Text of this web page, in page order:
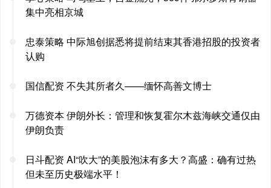
集中亮相京城
忠泰策略 中际旭创据悉将提前结束其香港招股的投资者
认购
国信配资 不失其所者久——缅怀高善文博士
万德资本 伊朗外长：管理和恢复霍尔木兹海峡交通仅由
伊朗负责
日斗配资 AI“吹大”的美股泡沫有多大？高盛：确有过热
但未至历史极端水平！